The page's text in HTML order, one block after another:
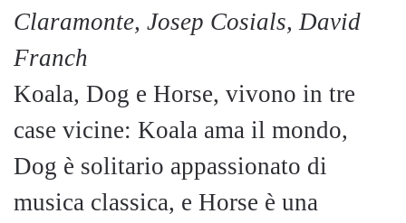
Claramonte, Josep Cosials, David
Franch
Koala, Dog e Horse, vivono in tre
case vicine: Koala ama il mondo,
Dog è solitario appassionato di
musica classica, e Horse è una